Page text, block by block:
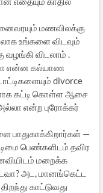
மணவிலக்கு
உங்களை விடவும்
விடலாம் .
என்ன கல்யாண
divorce
கட்டி கொள்ள ஆசை
என்ற புரோக்கர்
—
பெண்களிடம் தவிர
மறைக்க
அட, மானங்கெட்ட
காட்டுவது